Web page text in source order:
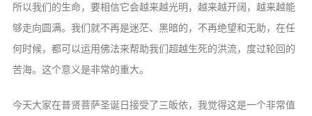
所以我们的生命，要相信它会越来越光明，越来越开阔，越来越能
够走向圆满。我们就不再是迷茫、黑暗的，不再绝望和无助，在任
何时候，都可以运用佛法来帮助我们超越生死的洪流，度过轮回的
苦海。这个意义是非常的重大。
今天大家在普贤菩萨圣诞日接受了三皈依，我觉得这是一个非常值